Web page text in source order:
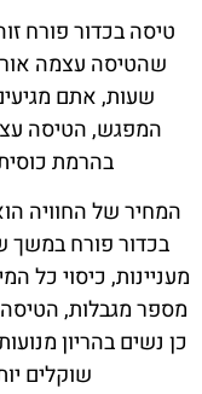
טיסה בכדור פורח
שהטיסה עצמה
שעות, אתם
המפגש, הטיסה
בהרמת
המחיר של החוויה
בכדור פורח במשך
מעניינות, כיסוי כל
מספר מגבלות,
כן נשים בהריון
שוקלים